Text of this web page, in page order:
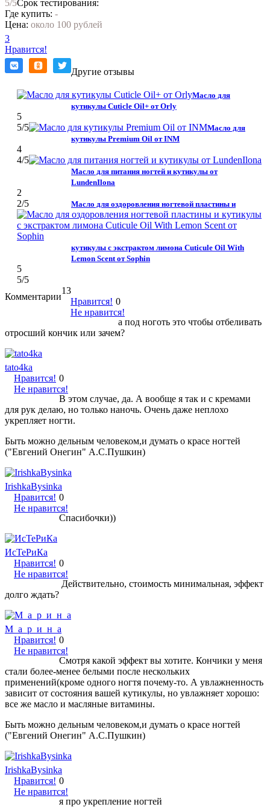
5/5Срок тестирования:
Где купить: -
Цена: около 100 рублей
3
Нравится!
Другие отзывы
Масло для
кутикулы Cuticle Oil+ от Оrly
5
5/5
Масло для
кутикулы Premium Oil от INM
4
4/5
Масло для питания ногтей и кутикулы от
LundenIlona
2
2/5 Масло для оздоровления ногтевой пластины и
кутикулы с экстрактом лимона Cuticule Oil With
Lemon Scent от Sophin
5
5/5
Комментарии
13
Нравится!
Не нравится!
0
а под ноготь это чтобы отбеливать
отросший кончик или зачем?
tato4ka
Нравится!
Не нравится!
0
В этом случае, да. А вообще я так и с кремами
для рук делаю, но только наночь. Очень даже неплохо
укрепляет ногти.
Быть можно дельным человеком,и думать о красе ногтей
("Евгений Онегин" А.С.Пушкин)
IrishkaBysinka
Нравится!
Не нравится!
0
Спасибочки))
ИсТеРиКа
Нравится!
Не нравится!
0
Действительно, стоимость минимальная, эффект
долго ждать?
М_а_р_и_н_а
Нравится!
Не нравится!
0
Смотря какой эффект вы хотите. Кончики у меня
стали более-менее белыми после нескольких
применений(кроме одного ногтя почему-то. А увлажненность
зависит от состояния вашей кутикулы, но увлажняет хорошо:
все же масло и масляные витамины.
Быть можно дельным человеком,и думать о красе ногтей
("Евгений Онегин" А.С.Пушкин)
IrishkaBysinka
Нравится!
Не нравится!
0
я про укрепление ногтей